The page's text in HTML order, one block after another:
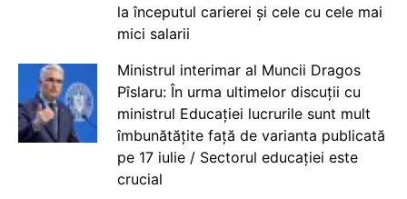
la începutul carierei și cele cu cele mai
mici salarii
Ministrul interimar al Muncii Dragos
Pîslaru: În urma ultimelor discuții cu
ministrul Educației lucrurile sunt mult
îmbunătățite față de varianta publicată
pe 17 iulie / Sectorul educației este
crucial